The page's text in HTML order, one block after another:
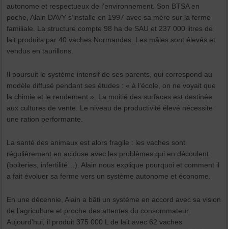
autonome et respectueux de l’environnement. Son BTSA en
poche, Alain DAVY s’installe en 1997 avec sa mère sur la ferme
familiale. La structure compte 98 ha de SAU et 237 000 litres de
lait produits par 40 vaches Normandes. Les mâles sont élevés et
vendus en taurillons.
Il poursuit le système intensif de ses parents, qui correspond au
modèle diffusé pendant ses études : « à l’école, on ne voyait que
la chimie et le rendement ». La moitié des surfaces est destinée
aux cultures de vente. Le niveau de productivité élevé nécessite
une ration performante.
La santé des animaux est alors fragile : les vaches sont
régulièrement en acidose avec les problèmes qui en découlent
(boiteries, infertilité…). Alain nous explique pourquoi et comment il
a fait évoluer sa ferme vers un système autonome et économe.
En une décennie, Alain a bâti un système en accord avec sa vision
de l’agriculture et proche des attentes du consommateur.
Aujourd’hui, il produit 375 000 L de lait avec 62 vaches